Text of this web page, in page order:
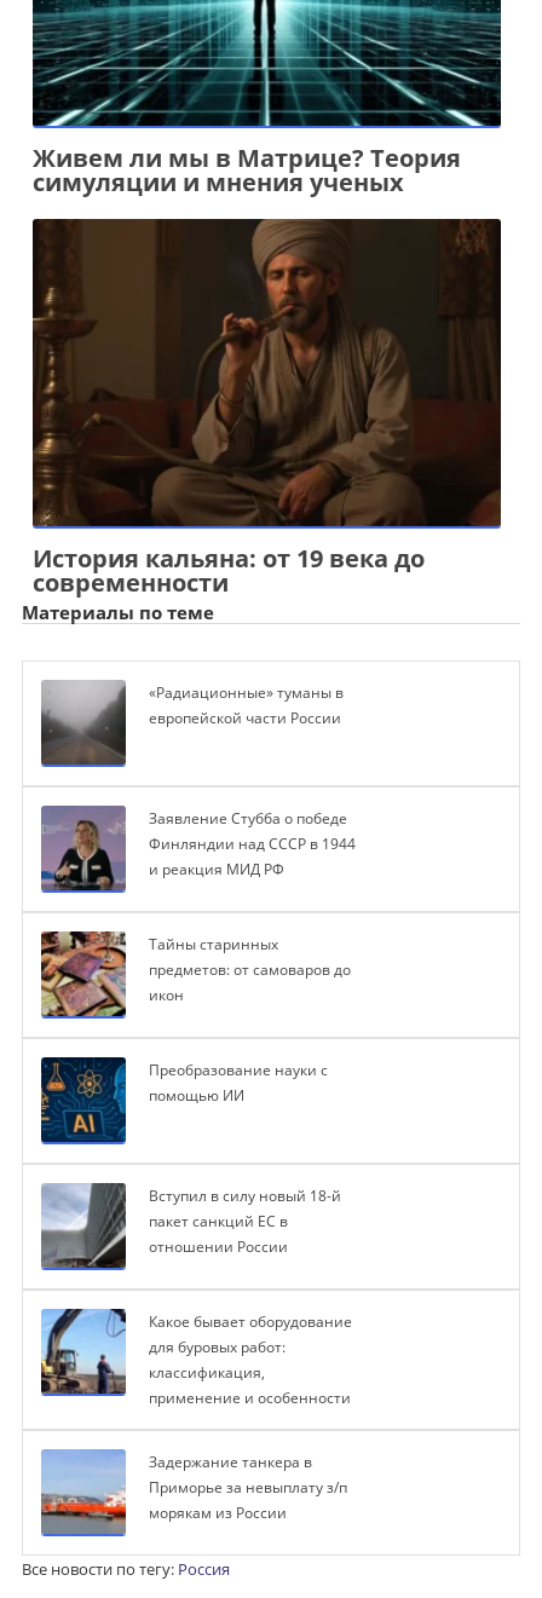
Живем ли мы в Матрице? Теория
симуляции и мнения ученых
История кальяна: от 19 века до
современности
Материалы по теме
«Радиационные» туманы в
европейской части России
Заявление Стубба о победе
Финляндии над СССР в 1944
и реакция МИД РФ
Тайны старинных
предметов: от самоваров до
икон
Преобразование науки с
помощью ИИ
Вступил в силу новый 18-й
пакет санкций ЕС в
отношении России
Какое бывает оборудование
для буровых работ:
классификация,
применение и особенности
Задержание танкера в
Приморье за невыплату з/п
морякам из России
Все новости по тегу: Россия